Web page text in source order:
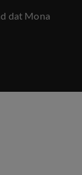
dat Mona